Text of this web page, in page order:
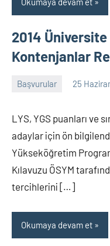
2014 Üniversite
Kontenjanlar
Başvurular 25
alperturkoglu
LYS, YGS puanları ve
adaylar için ön
Yükseköğretim
Kılavuzu ÖSYM
tercihlerini […]
Okumaya devam et